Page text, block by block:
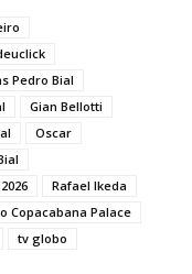
Pedro Bial
Gian Bellotti
Oscar
Rafael Ikeda
Copacabana Palace
tv globo